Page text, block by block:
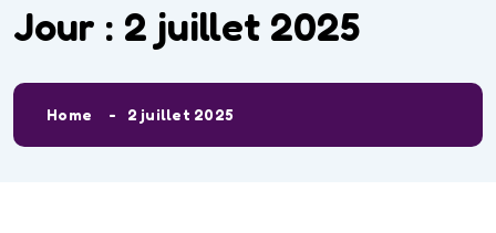
Jour : 2 juillet 2025
Home 2 juillet 2025